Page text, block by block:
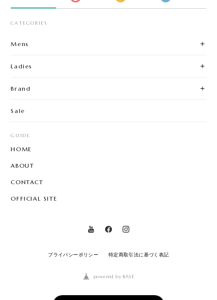
CATEGORIES
Mens
Ladies
Brand
Sale
GUIDE
HOME
ABOUT
CONTACT
OFFICIAL SITE
プライバシーポリシー 特定商取引法に基づく表記
powered by BASE